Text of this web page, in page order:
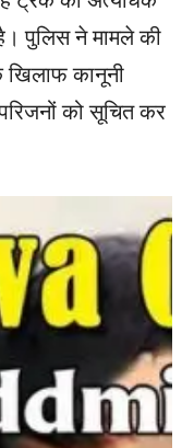
पुलिस ने मामले की
कानूनी
को सूचित कर